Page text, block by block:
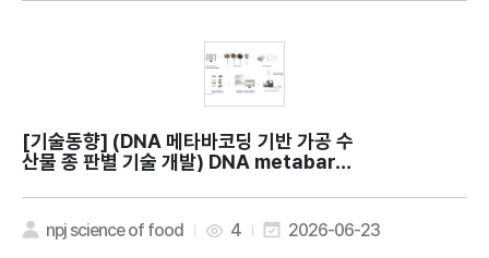
[기술동향]
산물 종 판별 기술 개발) DNA metabarc
ntification of freshwater, marine,
and terrestrial gastropods in com
mercial food products
npj science of food 4 2026-06-23